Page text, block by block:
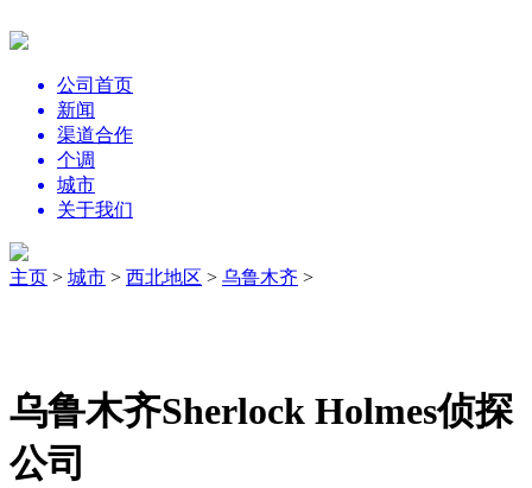
公司首页
新闻
渠道合作
个调
城市
关于我们
主页 > 城市 > 西北地区 > 乌鲁木齐 >
乌鲁木齐Sherlock Holmes侦探
公司